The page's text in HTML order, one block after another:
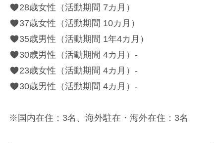
28歳女性（活動期間 7カ月）
37歳女性（活動期間 10カ月）
35歳男性（活動期間 1年4カ月）
30歳男性（活動期間 4カ月）-
23歳女性（活動期間 4カ月）-
30歳男性（活動期間 4カ月）-
※国内在住：3名、海外駐在・海外在住：3名